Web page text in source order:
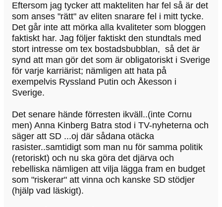
Eftersom jag tycker att makteliten har fel så är det
som anses "rätt" av eliten snarare fel i mitt tycke.
Det går inte att mörka alla kvaliteter som bloggen
faktiskt har. Jag följer faktiskt den stundtals med
stort intresse om tex bostadsbubblan, så det är
synd att man gör det som är obligatoriskt i Sverige
för varje karriärist; nämligen att hata på
exempelvis Ryssland Putin och Åkesson i
Sverige.
Det senare hände förresten ikväll..(inte Cornu
men) Anna Kinberg Batra stod i TV-nyheterna och
säger att SD ...oj där sådana otäcka
rasister..samtidigt som man nu för samma politik
(retoriskt) och nu ska göra det djärva och
rebelliska nämligen att vilja lägga fram en budget
som "riskerar" att vinna och kanske SD stödjer
(hjälp vad läskigt).